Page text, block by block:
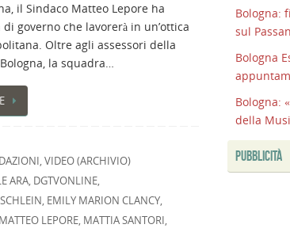
il Sindaco Matteo Lepore ha
governo che lavorerà in un’ottica
Oltre agli assessori della
la squadra…
,VIDEO (ARCHIVIO)
ARA, DGTVONLINE,
, EMILY MARION CLANCY,
MATTEO LEPORE, MATTIA SANTORI,
BOLOGNESI
CONQUISTANO
Bologna:
nuova
Bologna:
sul
Bologna
Bologna:
della
PUBBLICITÀ